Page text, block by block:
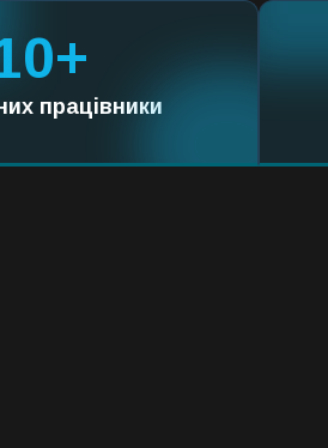
+
працівники